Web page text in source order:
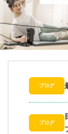
ブログ
ブログ